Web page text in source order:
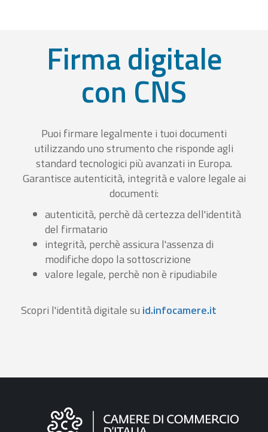
Firma digitale
con CNS
Puoi firmare legalmente i tuoi documenti
utilizzando uno strumento che risponde agli
standard tecnologici più avanzati in Europa.
Garantisce autenticità, integrità e valore legale ai
documenti:
autenticità, perchè dà certezza dell'identità
del firmatario
integrità, perchè assicura l'assenza di
modifiche dopo la sottoscrizione
valore legale, perchè non è ripudiabile
Scopri l'identità digitale su id.infocamere.it
Informazioni